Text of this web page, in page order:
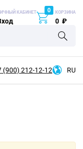
КАБИНЕТ 0 КОРЗИНА
0 ₽
(900) 212-12-12 RU